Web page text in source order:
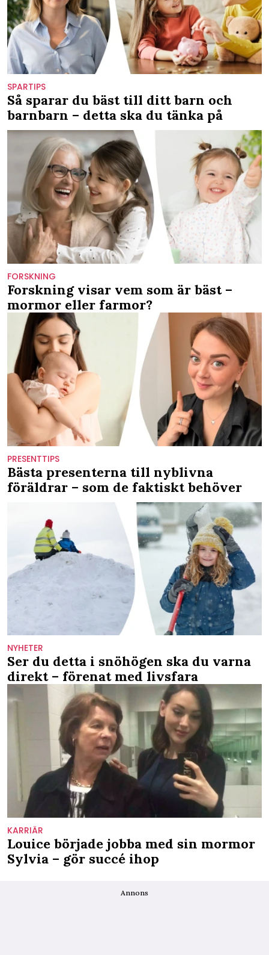
SPARTIPS
Så sparar du bäst till ditt barn och
barnbarn – detta ska du tänka på
FORSKNING
Forskning visar vem som är bäst –
mormor eller farmor?
PRESENTTIPS
Bästa presenterna till nyblivna
föräldrar – som de faktiskt behöver
NYHETER
Ser du detta i snöhögen ska du varna
direkt – förenat med livsfara
KARRIÄR
Louice började jobba med sin mormor
Sylvia – gör succé ihop
Annons